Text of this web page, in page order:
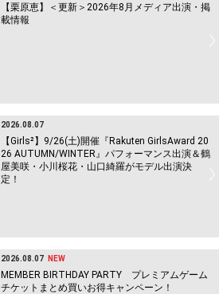
【栗原恵】＜更新＞2026年8月メディア出演・掲
載情報
2026.08.07
【Girls²】9/26(土)開催『Rakuten GirlsAward 20
26 AUTUMN/WINTER』パフォーマンス出演＆鶴
屋美咲・小川桜花・山口綺羅がモデル出演決
定！
2026.08.07 NEW
MEMBER BIRTHDAY PARTY プレミアムゲーム
チケットまとめ買いお得キャンペーン！